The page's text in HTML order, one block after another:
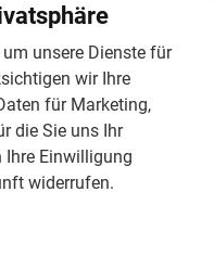
unsere Dienste für
wir Ihre
für Marketing,
die Sie uns Ihr
Ihre Einwilligung
widerrufen.